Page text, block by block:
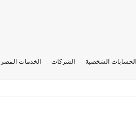
الحسابات الشخصية الشركات الخدمات